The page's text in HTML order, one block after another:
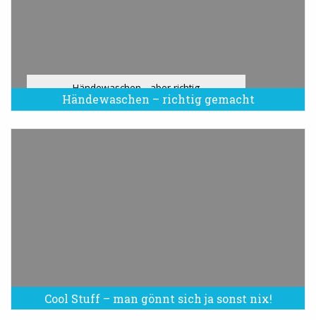
Händewaschen – richtig gemacht
Händewaschen - aber richtig
Cool Stuff – man gönnt sich ja sonst nix!